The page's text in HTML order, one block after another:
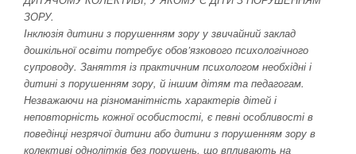
ЗОРУ.
Інклюзія дитини з порушенням зору у звичайний заклад
дошкільної освіти потребує обов’язкового психологічного
супроводу. Заняття із практичним психологом необхідні і
дитині з порушенням зору, й іншим дітям та педагогам.
Незважаючи на різноманітність характерів дітей і
неповторність кожної особистості, є певні особливості в
поведінці незрячої дитини або дитини з порушенням зору в
колективі однолітків без порушень, що впливають на